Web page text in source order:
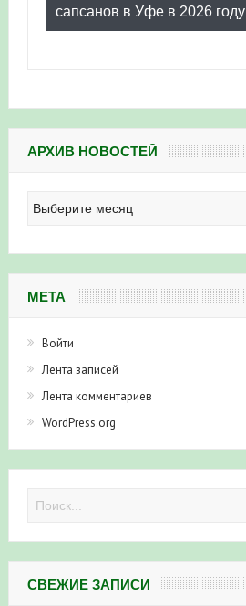
сапсанов в Уфе в 2026 году
АРХИВ НОВОСТЕЙ
новостей
МЕТА
Войти
Лента записей
Лента комментариев
WordPress.org
СВЕЖИЕ ЗАПИСИ